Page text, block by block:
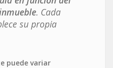
. Cada
su propia
puede variar